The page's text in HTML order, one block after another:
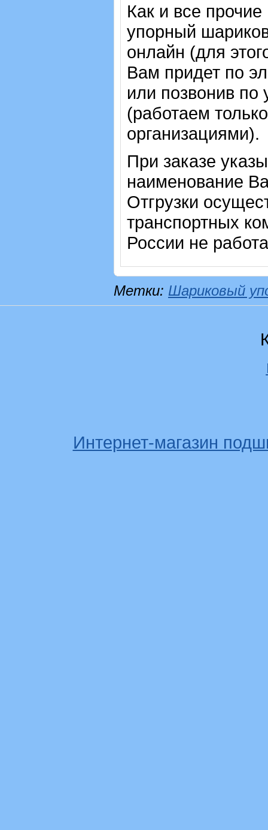
Как и все
упорный
онлайн (для
Вам придет по
или позвонив
(работаем
организациями).
При заказе
наименование
Отгрузки
транспортных
России не
Метки: Шариковый
Интернет-магазин